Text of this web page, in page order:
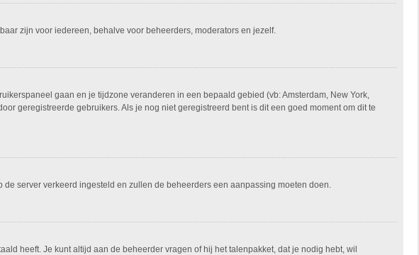
zijn voor iedereen, behalve voor beheerders, moderators en jezelf.
gaan en je tijdzone veranderen in een bepaald gebied (vb: Amsterdam, New York,
geregistreerde gebruikers. Als je nog niet geregistreerd bent is dit een goed moment om dit te
server verkeerd ingesteld en zullen de beheerders een aanpassing moeten doen.
heeft. Je kunt altijd aan de beheerder vragen of hij het talenpakket, dat je nodig hebt, wil